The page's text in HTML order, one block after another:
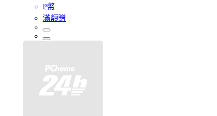
P幣
滿額贈